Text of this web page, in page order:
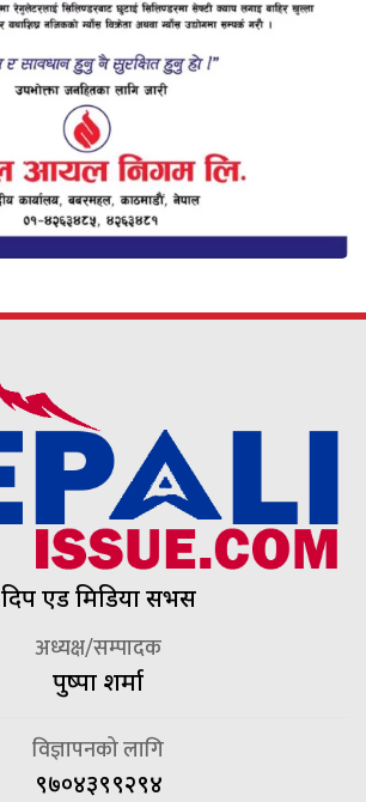
दिप एड मिडिया सर्भिस
अध्यक्ष/सम्पादक
पुष्पा शर्मा
विज्ञापनको लागि
९७०४३९९२९४